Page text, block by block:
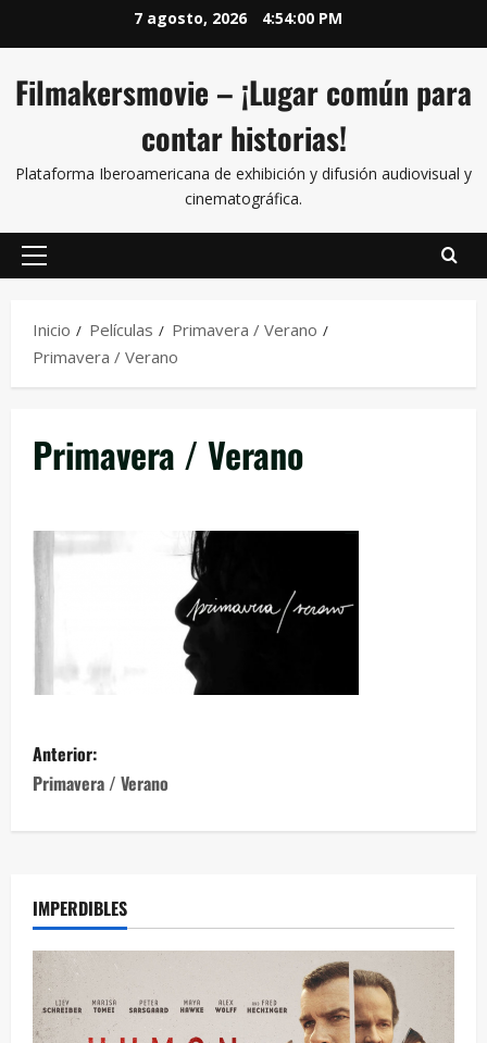
7 agosto, 2026 4:54:00 PM
Filmakersmovie – ¡Lugar común para
contar historias!
Plataforma Iberoamericana de exhibición y difusión audiovisual y
cinematográfica.
Inicio Películas
Primavera / Verano
Primavera / Verano
Primavera / Verano
Anterior:
Primavera / Verano
IMPERDIBLES